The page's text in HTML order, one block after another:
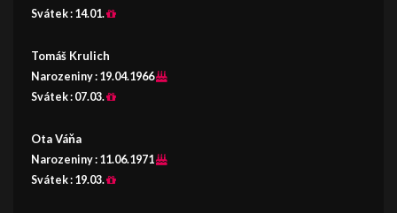
Svátek : 14.01.
Tomáš Krulich
Narozeniny : 19.04.1966
Svátek : 07.03.
Ota Váňa
Narozeniny : 11.06.1971
Svátek : 19.03.